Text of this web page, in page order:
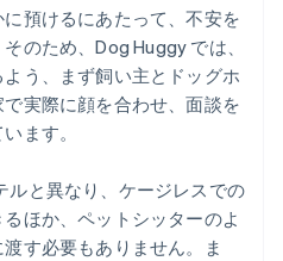
預けるにあたって、不安を
のため、Dog Huggy では、
う、まず飼い主とドッグホ
実際に顔を合わせ、面談を
ます。
ルと異なり、ケージレスでの
ほか、ペットシッターのよ
す必要もありません。ま